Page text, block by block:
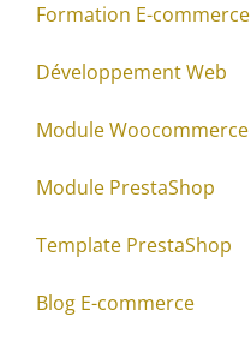
Formation E-commerce
Développement Web
Module Woocommerce
Module PrestaShop
Template PrestaShop
Blog E-commerce